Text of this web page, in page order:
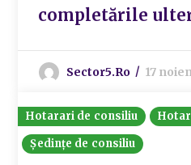
completările
Sector5.ro 17
Hotarari de consiliu
Ședințe de consiliu